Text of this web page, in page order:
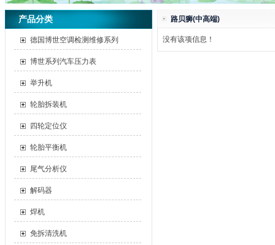
产品分类
德国博世空调检测维修系列
博世系列汽车压力表
举升机
轮胎拆装机
四轮定位仪
轮胎平衡机
尾气分析仪
解码器
焊机
免拆清洗机
路贝狮(中高端)
没有该项信息！